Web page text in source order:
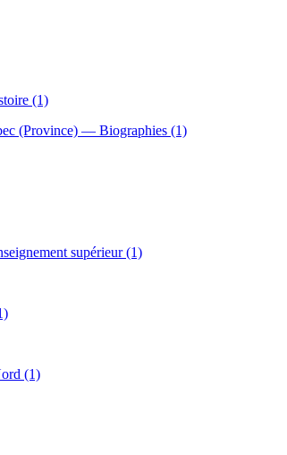
(1)
(Province) — Biographies (1)
supérieur (1)
(1)